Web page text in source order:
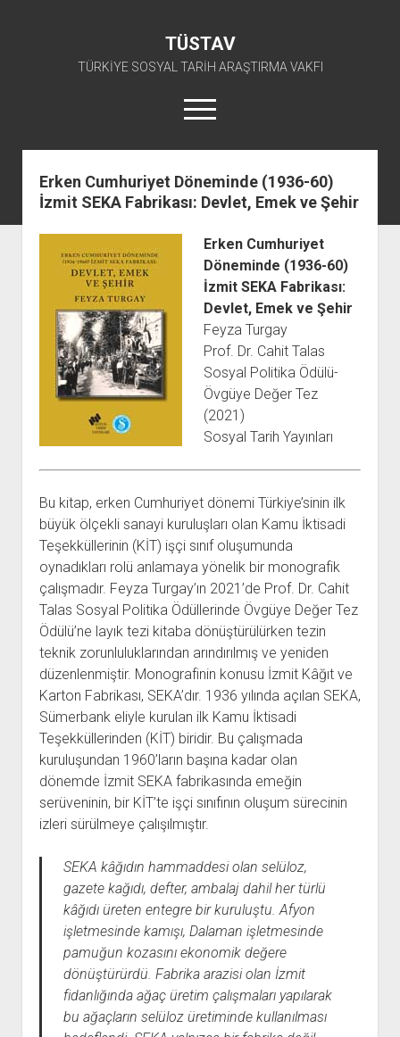
TÜSTAV
TÜRKİYE SOSYAL TARİH ARAŞTIRMA VAKFI
menüyü
aç
twitterfacebookinstagramyoutube
ANA SAYFA
E-ARŞİV
menüyü
aç
TKP ARŞİV FONU
TİP ARŞİV FONU
TSİP ARŞİV FONU
TBKP ARŞİV FONU
İŞÇİ HAREKETLERİ ARŞİV FONU
BARIŞ HAREKETLERİ ARŞİV FONU
DAVA DOSYALARI ARŞİV FONU
KÜTÜPHANE
açılır
menüyü
aç
TKP KİTAPLIĞI
TİP KİTAPLIĞI
TSİP KİTAPLIĞI
TBKP KİTAPLIĞI
SOL HAREKETLER KİTAPLIĞI
EMEK HAREKETİ KİTAPLIĞI
KADIN HAREKETİ KİTAPLIĞI
ÖĞRETMEN HAREKETİ KİTAPLIĞI
ANTİKOMÜNİZM KİTAPLIĞI
AYDINLIK KÜLLİYATI KİTAPLIĞI
NÂZIM HİKMET KİTAPLIĞI
HİKMET KIVILCIMLI KİTAPLIĞI
KERİM SADİ KİTAPLIĞI
HAYDAR RİFAT KİTAPLIĞI
1940’LI YILLAR KİTAPLIĞI
YURTDIŞI KİTAPLIĞI
açılır
menüyü
aç
YURTDIŞI KİTAPLIĞI
ATTF KİTAPLIĞI
FİDEF KİTAPLIĞI
TDF KİTAPLIĞI
GDF KİTAPLIĞI
SÜRELİ YAYINLAR
AFİŞLER
GÖRSEL-İŞİTSEL
BAŞVURULAR
açılır
menüyü
ÜYE BAŞVURU FORMU
ARŞİVLERDEN YARARLANMA FORMU
İLETİŞİM
açılır
menüyü
aç
İLETİŞİM BİLGİLERİ
Erken Cumhuriyet Döneminde (1936-60)
İzmit SEKA Fabrikası: Devlet, Emek ve Şehir
Erken Cumhuriyet
Döneminde (1936-60)
İzmit SEKA Fabrikası:
Devlet, Emek ve Şehir
Feyza Turgay
Prof. Dr. Cahit Talas
Sosyal Politika Ödülü-
Övgüye Değer Tez
(2021)
Sosyal Tarih Yayınları
Bu kitap, erken Cumhuriyet dönemi Türkiye’sinin ilk
büyük ölçekli sanayi kuruluşları olan Kamu İktisadi
Teşekküllerinin (KİT) işçi sınıf oluşumunda
oynadıkları rolü anlamaya yönelik bir monografik
çalışmadır. Feyza Turgay’ın 2021’de Prof. Dr. Cahit
Talas Sosyal Politika Ödüllerinde Övgüye Değer Tez
Ödülü’ne layık tezi kitaba dönüştürülürken tezin
teknik zorunluluklarından arındırılmış ve yeniden
düzenlenmiştir. Monografinin konusu İzmit Kâğıt ve
Karton Fabrikası, SEKA’dır. 1936 yılında açılan SEKA,
Sümerbank eliyle kurulan ilk Kamu İktisadi
Teşekküllerinden (KİT) biridir. Bu çalışmada
kuruluşundan 1960’ların başına kadar olan
dönemde İzmit SEKA fabrikasında emeğin
serüveninin, bir KİT’te işçi sınıfının oluşum sürecinin
izleri sürülmeye çalışılmıştır.
SEKA kâğıdın hammaddesi olan selüloz,
gazete kağıdı, defter, ambalaj dahil her türlü
kâğıdı üreten entegre bir kuruluştu. Afyon
işletmesinde kamışı, Dalaman işletmesinde
pamuğun kozasını ekonomik değere
dönüştürürdü. Fabrika arazisi olan İzmit
fidanlığında ağaç üretim çalışmaları yapılarak
bu ağaçların selüloz üretiminde kullanılması